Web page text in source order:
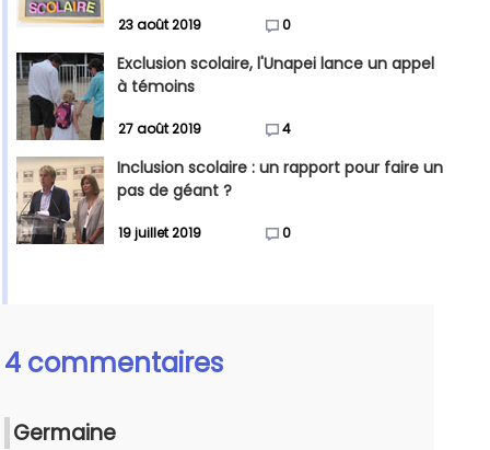
23 août 2019 0
Exclusion scolaire, l'Unapei lance un appel
à témoins
27 août 2019 4
Inclusion scolaire : un rapport pour faire un
pas de géant ?
19 juillet 2019 0
4 commentaires
Germaine